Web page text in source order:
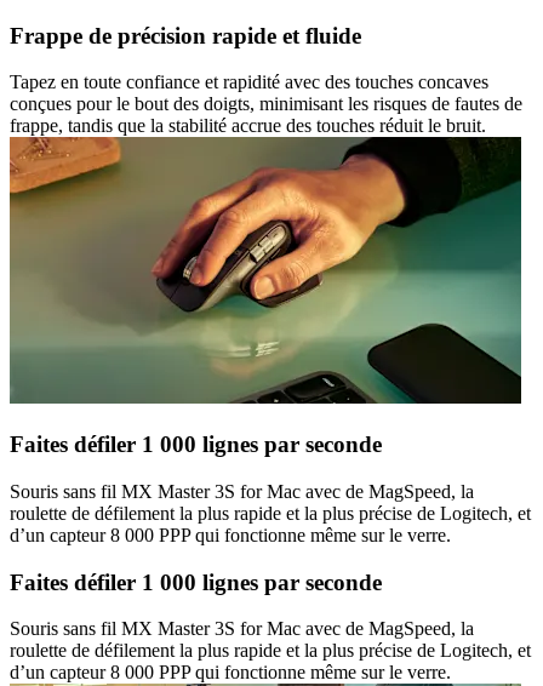
Frappe de précision rapide et fluide
Tapez en toute confiance et rapidité avec des touches concaves
conçues pour le bout des doigts, minimisant les risques de fautes de
frappe, tandis que la stabilité accrue des touches réduit le bruit.
Faites défiler 1 000 lignes par seconde
Souris sans fil MX Master 3S for Mac avec de MagSpeed, la
roulette de défilement la plus rapide et la plus précise de Logitech, et
d’un capteur 8 000 PPP qui fonctionne même sur le verre.
Faites défiler 1 000 lignes par seconde
Souris sans fil MX Master 3S for Mac avec de MagSpeed, la
roulette de défilement la plus rapide et la plus précise de Logitech, et
d’un capteur 8 000 PPP qui fonctionne même sur le verre.